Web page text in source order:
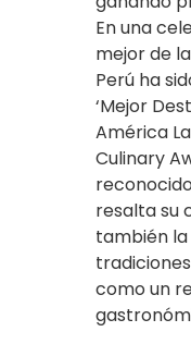
En una
mejor de
Perú ha
‘Mejor
América
Culinary
resalta su
también la
como un